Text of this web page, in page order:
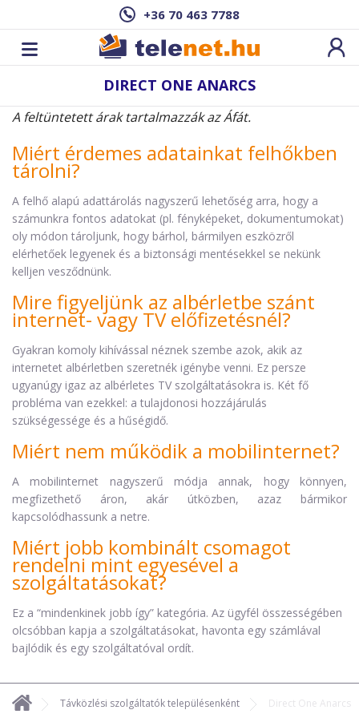
+36 70 463 7788
DIRECT ONE ANARCS
A feltüntetett árak tartalmazzák az Áfát.
Miért érdemes adatainkat felhőkben
tárolni?
A felhő alapú adattárolás nagyszerű lehetőség arra, hogy a
számunkra fontos adatokat (pl. fényképeket, dokumentumokat)
oly módon tároljunk, hogy bárhol, bármilyen eszközről
elérhetőek legyenek és a biztonsági mentésekkel se nekünk
kelljen vesződnünk.
Mire figyeljünk az albérletbe szánt
internet- vagy TV előfizetésnél?
Gyakran komoly kihívással néznek szembe azok, akik az
internetet albérletben szeretnék igénybe venni. Ez persze
ugyanúgy igaz az albérletes TV szolgáltatásokra is. Két fő
probléma van ezekkel: a tulajdonosi hozzájárulás
szükségessége és a hűségidő.
Miért nem működik a mobilinternet?
A mobilinternet nagyszerű módja annak, hogy könnyen,
megfizethető áron, akár útközben, azaz bármikor
kapcsolódhassunk a netre.
Miért jobb kombinált csomagot
rendelni mint egyesével a
szolgáltatásokat?
Ez a “mindenkinek jobb így” kategória. Az ügyfél összességében
olcsóbban kapja a szolgáltatásokat, havonta egy számlával
bajlódik és egy szolgáltatóval ordít.
Távközlési szolgáltatók településenként Direct One Anarcs